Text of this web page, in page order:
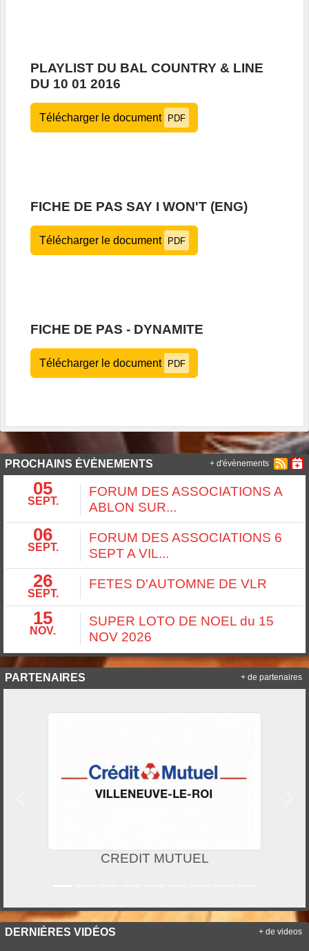
PLAYLIST DU BAL COUNTRY & LINE
DU 10 01 2016
Télécharger le document PDF
FICHE DE PAS SAY I WON'T (ENG)
Télécharger le document PDF
FICHE DE PAS - DYNAMITE
Télécharger le document PDF
PROCHAINS ÉVÈNEMENTS
05
SEPT.
FORUM DES ASSOCIATIONS A
ABLON SUR...
06
SEPT.
FORUM DES ASSOCIATIONS 6
SEPT A VIL...
26
SEPT.
FETES D'AUTOMNE DE VLR
15
NOV.
SUPER LOTO DE NOEL du 15
NOV 2026
+ d'évènements
PARTENAIRES
CREDIT MUTUEL
+ de partenaires
DERNIÈRES VIDÉOS + de videos